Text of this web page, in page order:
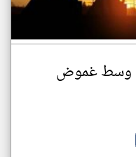
وسط غموض